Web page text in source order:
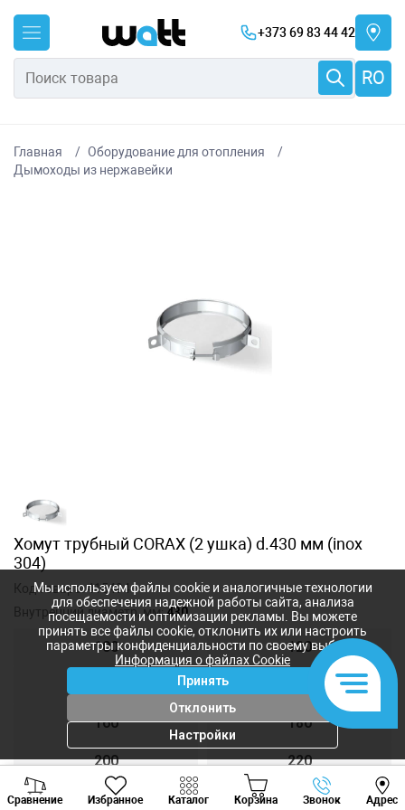
+373 69 83 44 42
RO
Главная
Оборудование для отопления
Дымоходы из нержавейки
Хомут трубный CORAX (2 ушка) d.430 мм (inox
304)
Код товара:415494
Внутренний диаметр, мм:430
100 120
160 180
200 220
230 240
Сравнение Избранное Каталог Корзина Звонок Адрес
Viber Whatsapp
Мы используем файлы cookie и аналогичные технологии
для обеспечения надежной работы сайта, анализа
посещаемости и оптимизации рекламы. Вы можете
принять все файлы cookie, отклонить их или настроить
параметры конфиденциальности по своему выбору.
Информация о файлах Cookie
Принять
Отклонить
Настройки